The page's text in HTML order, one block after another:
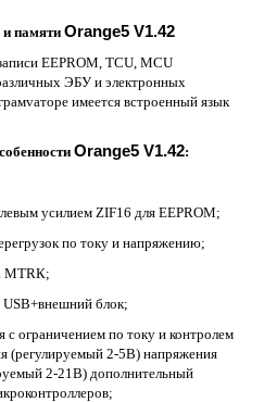
памяти Orange5 V1.42
записи ЕЕРRОМ, ТСU, МСU
ЭБУ и электронных
имеется встроенный язык
Orange5 V1.42:
усилием ZIF16 для ЕЕРRОМ;
по току и напряжению;
МТRК;
USВ+внешний блок;
с ограничением по току и контролем
(регулируемый 2-5В) напряжения
2-21В) дополнительный